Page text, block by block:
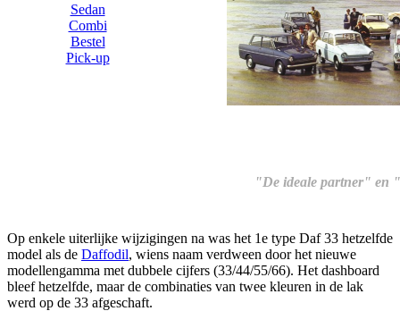
Sedan
Combi
Bestel
Pick-up
"De ideale partner" en
Op enkele uiterlijke wijzigingen na was het 1e type Daf 33 hetzelfde
model als de Daffodil, wiens naam verdween door het nieuwe
modellengamma met dubbele cijfers (33/44/55/66). Het dashboard
bleef hetzelfde, maar de combinaties van twee kleuren in de lak
werd op de 33 afgeschaft.